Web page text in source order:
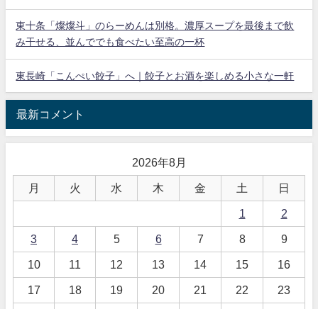
東十条「燦燦斗」のらーめんは別格。濃厚スープを最後まで飲
み干せる、並んででも食べたい至高の一杯
東長崎「こんぺい餃子」へ｜餃子とお酒を楽しめる小さな一軒
最新コメント
2026年8月
月 火 水 木 金 土 日
1 2
3 4 5 6 7 8 9
10 11 12 13 14 15 16
17 18 19 20 21 22 23